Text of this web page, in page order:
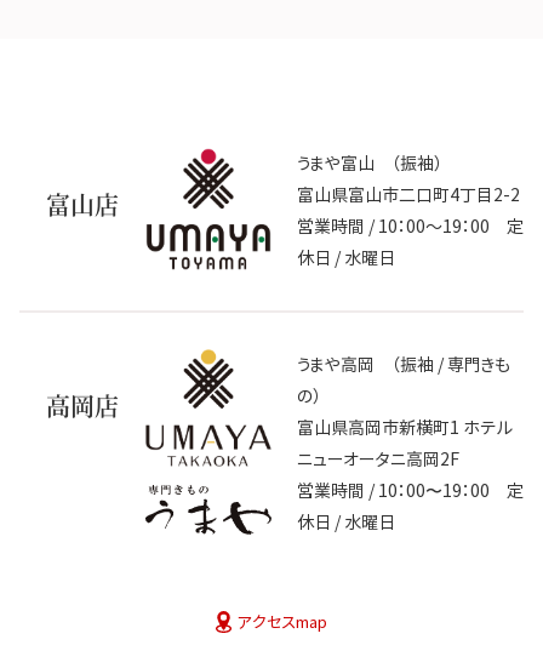
富山店
うまや富山 （振袖）
富山県富山市二口町4丁目2-2
営業時間 / 10：00～19：00 定
休日 / 水曜日
高岡店
うまや高岡 （振袖 / 専門きも
の）
富山県高岡市新横町1 ホテル
ニューオータニ高岡2F
営業時間 / 10：00〜19：00 定
休日 / 水曜日
アクセスmap